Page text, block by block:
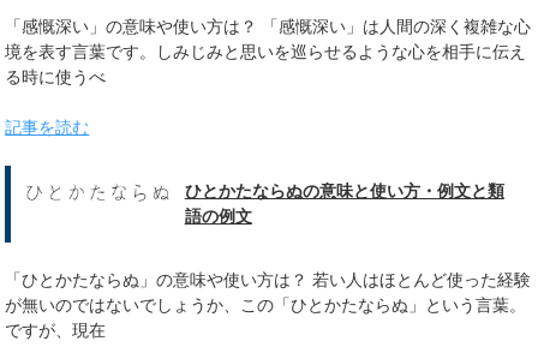
「感慨深い」の意味や使い方は？ 「感慨深い」は人間の深く複雑な心
境を表す言葉です。しみじみと思いを巡らせるような心を相手に伝え
る時に使うべ
記事を読む
ひとかたならぬの意味と使い方・例文と類
語の例文
「ひとかたならぬ」の意味や使い方は？ 若い人はほとんど使った経験
が無いのではないでしょうか、この「ひとかたならぬ」という言葉。
ですが、現在